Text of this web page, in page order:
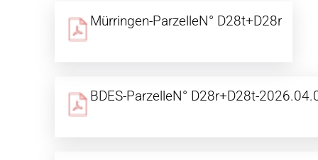
Mürringen-ParzelleN° D28t+D28r
BDES-ParzelleN° D28r+D28t-